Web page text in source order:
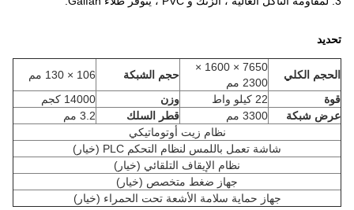
تحديد
الحجم الكلي
7650 × 1600 ×
2300 مم
حجم الشبكة
106 × 130 مم
قوة
22 كيلو واط وزن
14000 كجم
عرض شبكة
3300 مم قطر السلك
3.2 مم
نظام زيت أوتوماتيكي
شاشة تعمل باللمس لنظام التحكم PLC (خيار)
نظام الإيقاف التلقائي (خيار)
جهاز ضغط متخصص (خيار)
جهاز حماية سلامة الأشعة تحت الحمراء (خيار)